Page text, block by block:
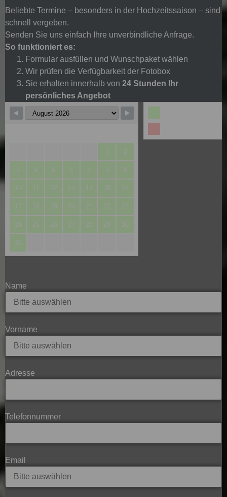
Beliebte Termine – besonders in der Hochzeitssaison – sind
schnell vergeben.
Senden Sie uns einfach Ihre unverbindliche Anfrage.
So funktioniert es:
Formular ausfüllen und Wunschpaket wählen
Wir prüfen die Verfügbarkeit der Fotobox
Sie erhalten innerhalb von 24 Stunden Ihr
persönliches Angebot
1 2
3 4 5 6 7 8 9
10 11 12 13 14 15 16
17 18 19 20 21 22 23
24 25 26 27 28 29 30
31
Name
Vorname
Adresse
Telefonnummer
Email